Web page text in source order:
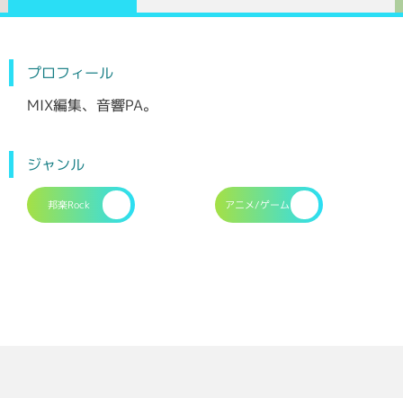
プロフィール
MIX編集、音響PA。
ジャンル
邦楽Rock アニメ/ゲーム